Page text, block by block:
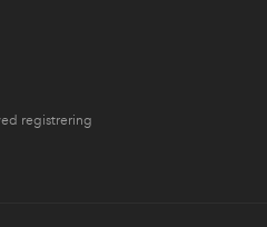
registrering